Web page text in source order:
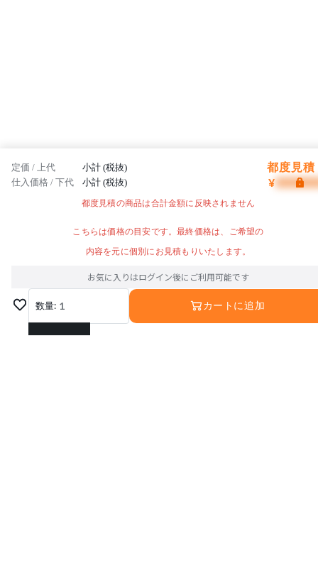
定価 / 上代 小計 (税抜) 都度見積
仕入価格 / 下代 小計 (税抜) ¥
都度見積の商品は合計金額に反映されません
こちらは価格の目安です。最終価格は、ご希望の
内容を元に個別にお見積もりいたします。
お気に入りはログイン後にご利用可能です
数量: 1
1
カートに追加